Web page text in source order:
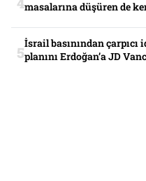
masalarına düşüren de
İsrail basınından
planını Erdoğan’a JD